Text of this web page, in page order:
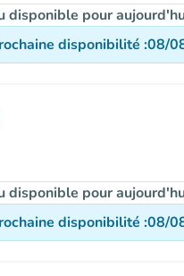
disponible pour
disponibilité :08/
disponible pour
disponibilité :08/